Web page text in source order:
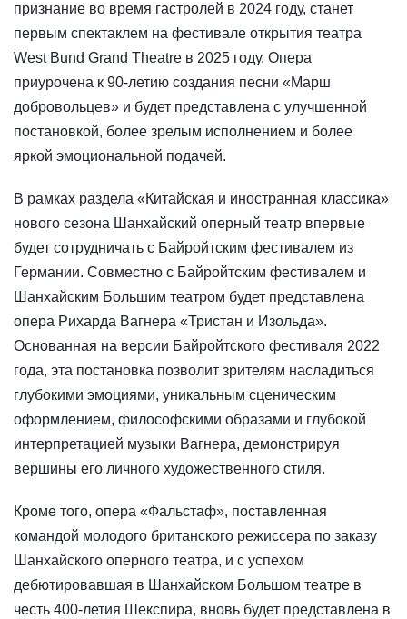
признание во время гастролей в 2024 году, станет
первым спектаклем на фестивале открытия театра
West Bund Grand Theatre в 2025 году. Опера
приурочена к 90-летию создания песни «Марш
добровольцев» и будет представлена с улучшенной
постановкой, более зрелым исполнением и более
яркой эмоциональной подачей.
В рамках раздела «Китайская и иностранная классика»
нового сезона Шанхайский оперный театр впервые
будет сотрудничать с Байройтским фестивалем из
Германии. Совместно с Байройтским фестивалем и
Шанхайским Большим театром будет представлена
опера Рихарда Вагнера «Тристан и Изольда».
Основанная на версии Байройтского фестиваля 2022
года, эта постановка позволит зрителям насладиться
глубокими эмоциями, уникальным сценическим
оформлением, философскими образами и глубокой
интерпретацией музыки Вагнера, демонстрируя
вершины его личного художественного стиля.
Кроме того, опера «Фальстаф», поставленная
командой молодого британского режиссера по заказу
Шанхайского оперного театра, и с успехом
дебютировавшая в Шанхайском Большом театре в
честь 400-летия Шекспира, вновь будет представлена в